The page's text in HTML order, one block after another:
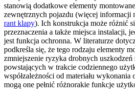
stanowią dodatkowe elementy
zewnętrznych pojazdu (więcej informacji
rant klapy). Ich konstrukcja może różnić
przeznaczenia a także miejsca instalacji,
jest funkcja ochronna. W literaturze
podkreśla się, że tego rodzaju elementy
zmniejszenie ryzyka drobnych uszkodzeń
powstających w trakcie codziennego
współzależności od materiału wykonania
mogą one pełnić różnorakie funkcje